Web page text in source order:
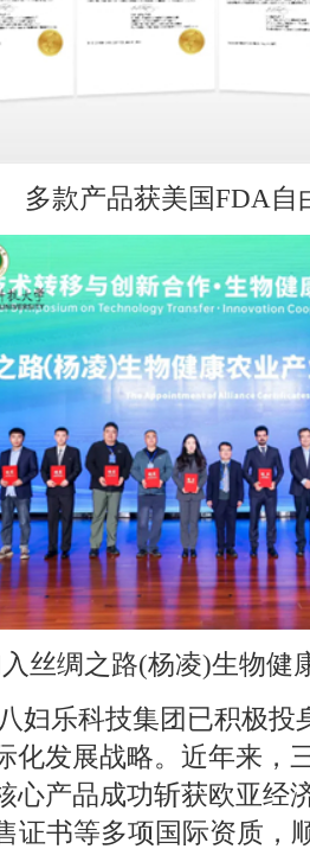
多款产品获美国FDA自
丝绸之路(杨凌)生物健
妇乐科技集团已积极投
化发展战略。近年来，
心产品成功斩获欧亚经
证书等多项国际资质，